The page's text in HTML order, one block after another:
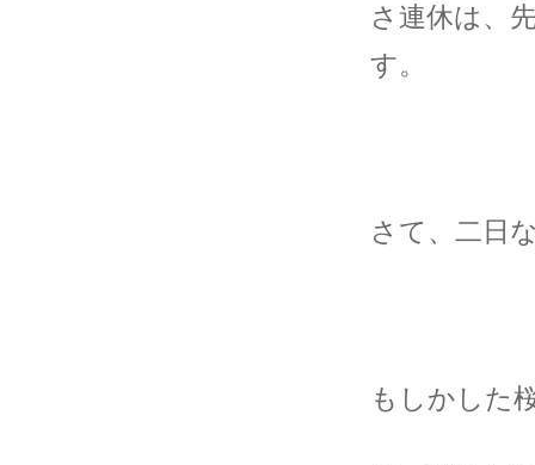
さ連休は、
す。
さて、二日
もしかした